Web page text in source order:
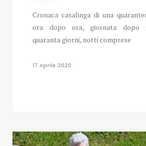
Cronaca casalinga di una
ora dopo ora, giornata dopo
quaranta giorni, notti comprese
17 Aprile 2020